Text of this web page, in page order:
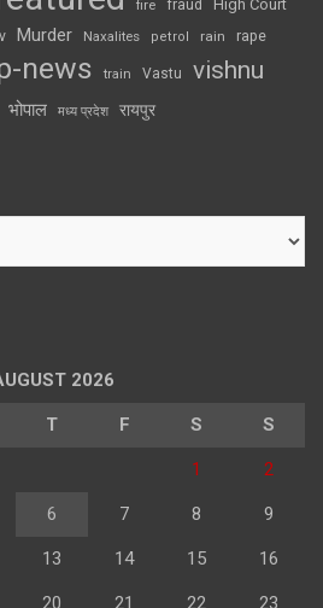
fire fraud High Court
Murder Naxalites petrol rain rape
news train Vastu vishnu
भोपाल मध्य प्रदेश रायपुर
2026
T F S S
1 2
6 7 8 9
13 14 15 16